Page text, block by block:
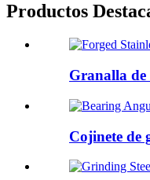
Productos
Granalla
Cojinete de